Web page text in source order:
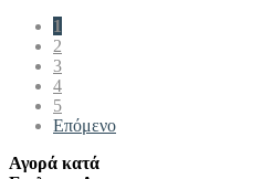
1
2
3
4
5
Επόμενο
Αγορά κατά